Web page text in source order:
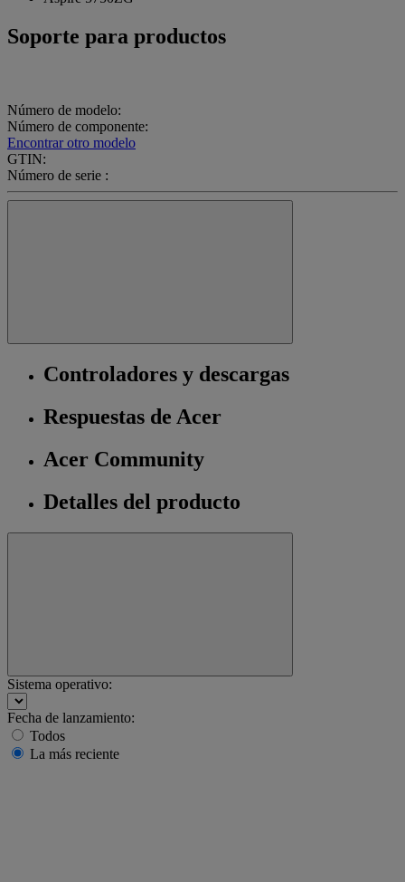
Soporte para productos
Número de modelo:
Número de componente:
Encontrar otro modelo
GTIN:
Número de serie :
Controladores y descargas
Respuestas de Acer
Acer Community
Detalles del producto
Sistema operativo:
Fecha de lanzamiento:
Todos
La más reciente